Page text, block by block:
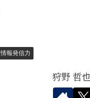
情報発信力
狩野 哲